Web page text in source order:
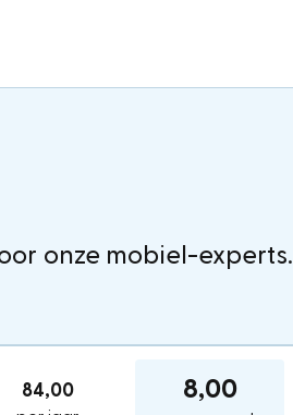
onze mobiel-experts.
84,00
8,00